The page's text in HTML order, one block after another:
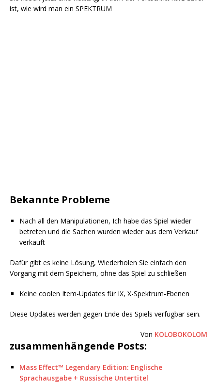
ist, wie wird man ein SPEKTRUM
Bekannte Probleme
Nach all den Manipulationen, Ich habe das Spiel wieder
betreten und die Sachen wurden wieder aus dem Verkauf
verkauft
Dafür gibt es keine Lösung, Wiederholen Sie einfach den
Vorgang mit dem Speichern, ohne das Spiel zu schließen
Keine coolen Item-Updates für IX, X-Spektrum-Ebenen
Diese Updates werden gegen Ende des Spiels verfügbar sein.
Von KOLOBOKOLOM
zusammenhängende Posts:
Mass Effect™ Legendary Edition: Englische
Sprachausgabe + Russische Untertitel